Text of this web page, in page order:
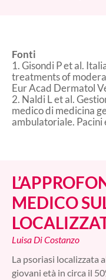
Fonti
1. Gisondi P et al.
treatments of
Eur Acad Dermatol
2. Naldi L et al.
medico di medicina
ambulatoriale. Pacini
MEDICO
Luisa Di Costanzo
La psoriasi localizzata
giovani età in circa il